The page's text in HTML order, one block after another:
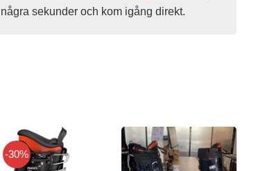
några sekunder och kom igång direkt.
-30%